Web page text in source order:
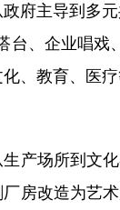
主导到多元
台、企业唱戏
、教育、医
场所到文化
房改造为艺